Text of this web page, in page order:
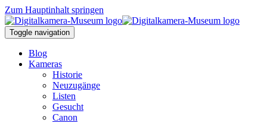
Zum Hauptinhalt springen
Toggle navigation
Blog
Kameras
Historie
Neuzugänge
Listen
Gesucht
Canon